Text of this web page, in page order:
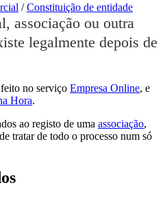
/Constituição de entidade
associação ou outra
legalmente depois de
no serviço Empresa Online, e
Hora.
ao registo de uma associação,
tratar de todo o processo num só